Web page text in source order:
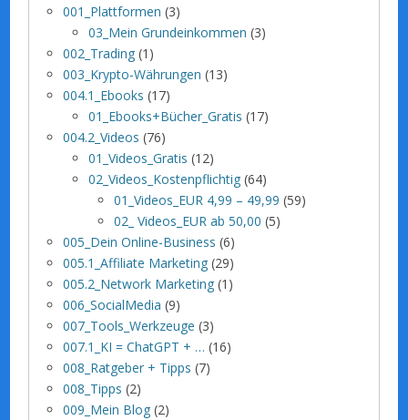
001_Plattformen (3)
03_Mein Grundeinkommen (3)
002_Trading (1)
003_Krypto-Währungen (13)
004.1_Ebooks (17)
01_Ebooks+Bücher_Gratis (17)
004.2_Videos (76)
01_Videos_Gratis (12)
02_Videos_Kostenpflichtig (64)
01_Videos_EUR 4,99 – 49,99 (59)
02_ Videos_EUR ab 50,00 (5)
005_Dein Online-Business (6)
005.1_Affiliate Marketing (29)
005.2_Network Marketing (1)
006_SocialMedia (9)
007_Tools_Werkzeuge (3)
007.1_KI = ChatGPT + … (16)
008_Ratgeber + Tipps (7)
008_Tipps (2)
009_Mein Blog (2)